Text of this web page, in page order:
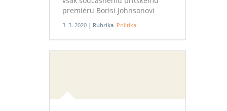
premiéru Borisi Johnsonovi
podaří transformovat Británie,
ukáže čas. Někteří evropští
politici to považují za reálné.
Chce-li EU přežít, potřebuje
3. 3. 2020 | Rubrika: Politika